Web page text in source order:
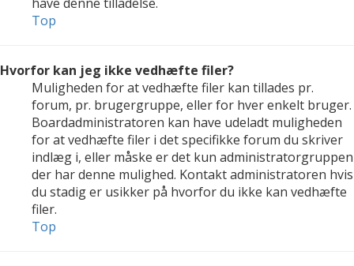
Top
Hvorfor kan jeg ikke vedhæfte filer?
Muligheden for at vedhæfte filer kan tillades pr.
forum, pr. brugergruppe, eller for hver enkelt bruger.
Boardadministratoren kan have udeladt muligheden
for at vedhæfte filer i det specifikke forum du skriver
indlæg i, eller måske er det kun administratorgruppen
der har denne mulighed. Kontakt administratoren hvis
du stadig er usikker på hvorfor du ikke kan vedhæfte
filer.
Top